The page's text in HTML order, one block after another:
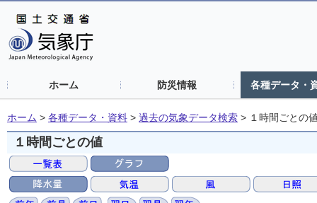
ホーム 防災情報 各種データ・
ホーム > 各種データ・資料 > 過去の気象データ検索 > １時間ごとの
１時間ごとの値